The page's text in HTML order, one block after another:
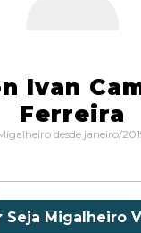
Ivan
Ferreira
desde janeiro/
Seja Migalheiro